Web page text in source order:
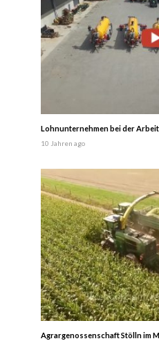
Lohnunternehmen bei der
10 Jahren ago
Agrargenossenschaft Stölln im